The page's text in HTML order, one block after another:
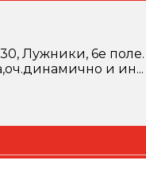
Лужники, 6е поле.
и ин...